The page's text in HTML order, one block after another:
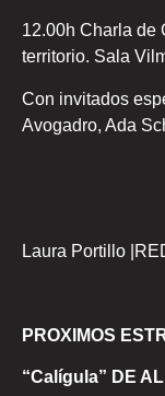
12.00h Charla de
territorio. Sala
Con invitados
Avogadro, Ada
Laura Portillo
PROXIMOS
“Calígula” DE